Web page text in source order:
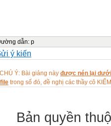
dẫn: p
ý kiến
Ý: Bài giảng này được nén lại
trong số đó, đề nghị các thầy cô
Bản quyền